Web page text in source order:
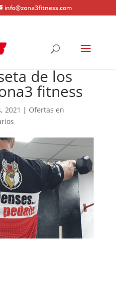
info@zona3fitness.com
de los
fitness
2021 | Ofertas en